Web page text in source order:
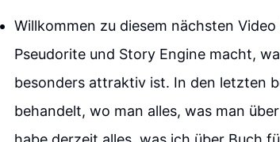
Willkommen zu diesem nächsten
Pseudorite und Story Engine macht,
besonders attraktiv ist. In den letzten
behandelt, wo man alles, was man